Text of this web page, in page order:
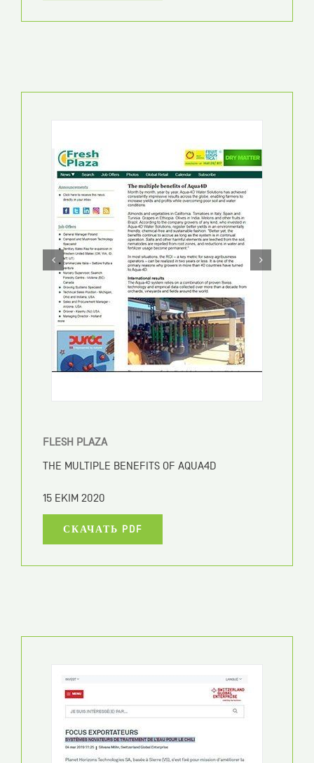
FLESH PLAZA
THE MULTIPLE BENEFITS OF AQUA4D
15 EKIM 2020
СКАЧАТЬ PDF